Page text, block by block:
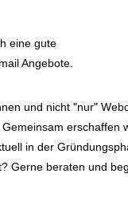
eine gute
Angebote.
und nicht "nur"
erschaffen
in der
Gerne beraten und